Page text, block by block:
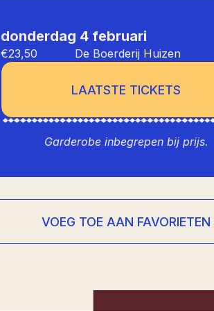
donderdag 4 februari
€23,50 De Boerderij Huizen
LAATSTE TICKETS
Garderobe inbegrepen bij prijs.
VOEG TOE AAN FAVORIETEN